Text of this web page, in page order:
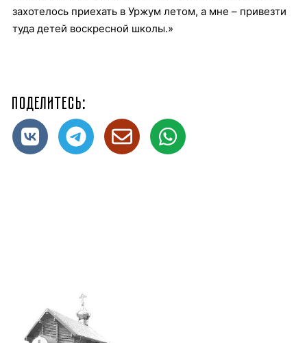
захотелось приехать в Уржум летом, а мне – привезти
туда детей воскресной школы.»
Поделитесь: